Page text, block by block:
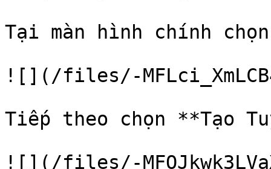
Tại màn hình chính
![](/files/-
Tiếp theo chọn **Tạo
![](/files/-